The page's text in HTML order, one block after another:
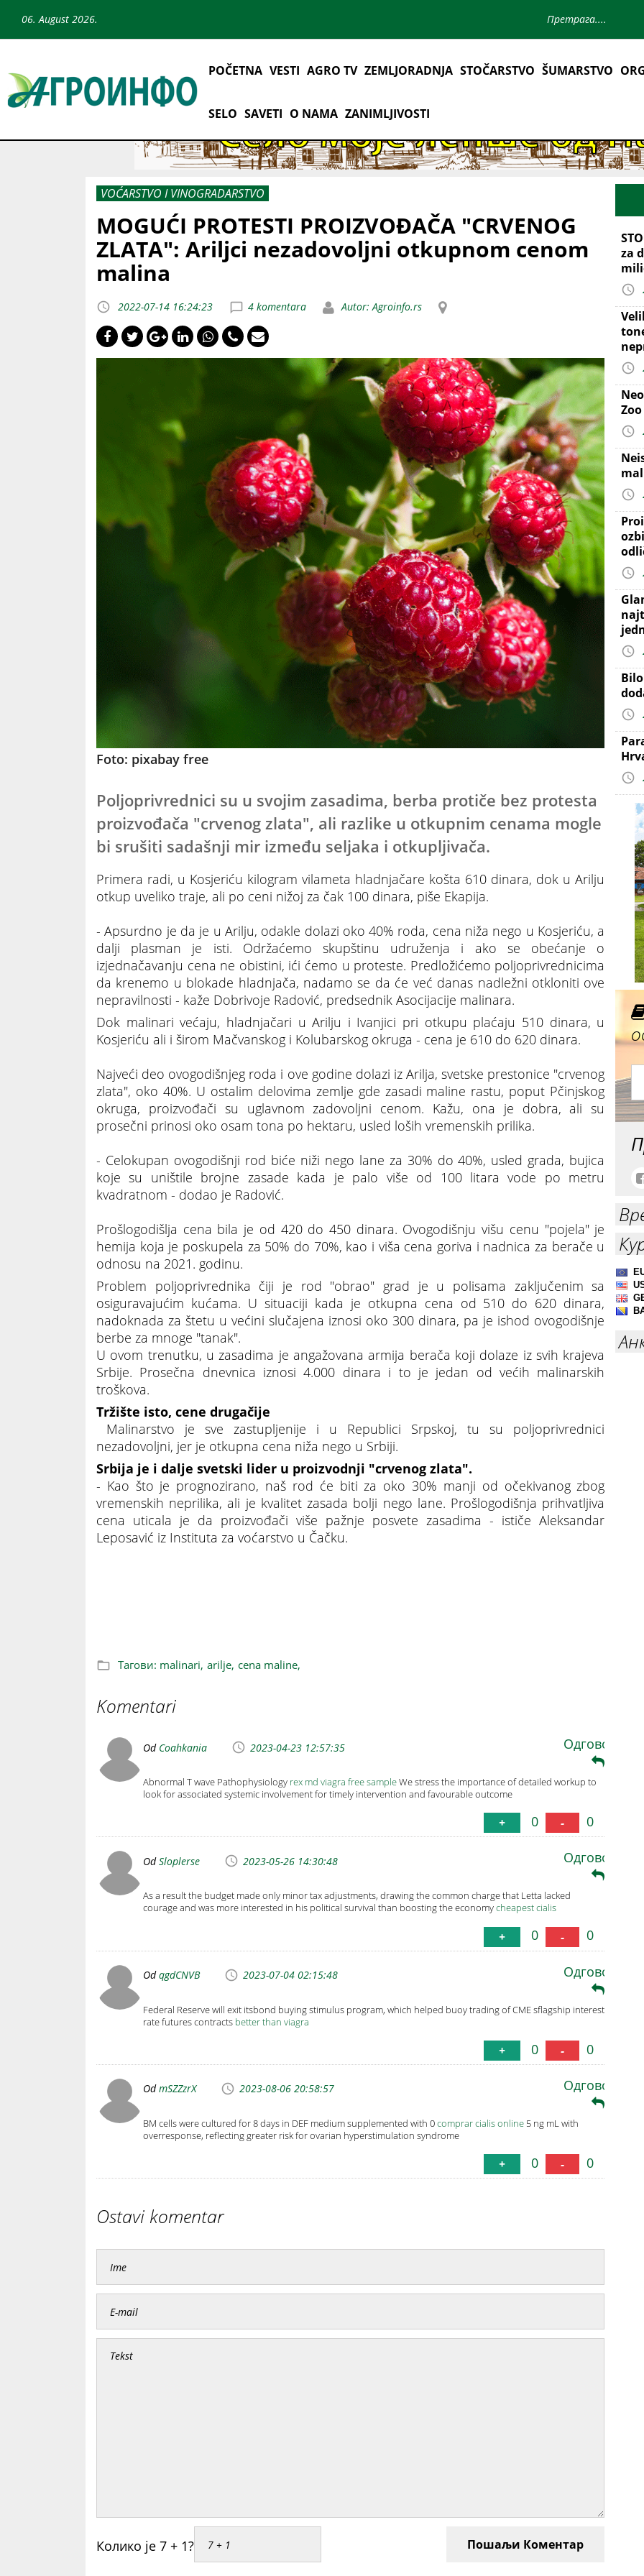
06. August 2026.
POČETNA VESTI AGRO TV ZEMLJORADNJA STOČARSTVO ŠUMARSTVO
SELO SAVETI O NAMA ZANIMLJIVOSTI
VOĆARSTVO I VINOGRADARSTVO
MOGUĆI PROTESTI PROIZVOĐAČA "CRVENOG
ZLATA": Ariljci nezadovoljni otkupnom cenom
malina
2022-07-14 16:24:23 4 komentara Autor: Agroinfo.rs
Foto: pixabay free
Poljoprivrednici su u svojim zasadima, berba protiče bez protesta
proizvođača "crvenog zlata", ali razlike u otkupnim cenama mogle
bi srušiti sadašnji mir između seljaka i otkupljivača.
Primera radi, u Kosjeriću kilogram vilameta hladnjačare košta 610 dinara, dok u Arilju
otkup uveliko traje, ali po ceni nižoj za čak 100 dinara, piše Ekapija.
- Apsurdno je da je u Arilju, odakle dolazi oko 40% roda, cena niža nego u Kosjeriću, a
dalji plasman je isti. Održaćemo skupštinu udruženja i ako se obećanje o
izjednačavanju cena ne obistini, ići ćemo u proteste. Predložićemo poljoprivrednicima
da krenemo u blokade hladnjača, nadamo se da će već danas nadležni otkloniti ove
nepravilnosti - kaže Dobrivoje Radović, predsednik Asocijacije malinara.
Dok malinari većaju, hladnjačari u Arilju i Ivanjici pri otkupu plaćaju 510 dinara, u
Kosjeriću ali i širom Mačvanskog i Kolubarskog okruga - cena je 610 do 620 dinara.
Najveći deo ovogodišnjeg roda i ove godine dolazi iz Arilja, svetske prestonice "crvenog
zlata", oko 40%. U ostalim delovima zemlje gde zasadi maline rastu, poput Pčinjskog
okruga, proizvođači su uglavnom zadovoljni cenom. Kažu, ona je dobra, ali su
prosečni prinosi oko osam tona po hektaru, usled loših vremenskih prilika.
- Celokupan ovogodišnji rod biće niži nego lane za 30% do 40%, usled grada, bujica
koje su uništile brojne zasade kada je palo više od 100 litara vode po metru
kvadratnom - dodao je Radović.
Prošlogodišlja cena bila je od 420 do 450 dinara. Ovogodišnju višu cenu "pojela" je
hemija koja je poskupela za 50% do 70%, kao i viša cena goriva i nadnica za berače u
odnosu na 2021. godinu.
Problem poljoprivrednika čiji je rod "obrao" grad je u polisama zaključenim sa
osiguravajućim kućama. U situaciji kada je otkupna cena od 510 do 620 dinara,
nadoknada za štetu u većini slučajena iznosi oko 300 dinara, pa je ishod ovogodišnje
berbe za mnoge "tanak".
U ovom trenutku, u zasadima je angažovana armija berača koji dolaze iz svih krajeva
Srbije. Prosečna dnevnica iznosi 4.000 dinara i to je jedan od većih malinarskih
troškova.
Tržište isto, cene drugačije
Malinarstvo je sve zastupljenije i u Republici Srpskoj, tu su poljoprivrednici
nezadovoljni, jer je otkupna cena niža nego u Srbiji.
Srbija je i dalje svetski lider u proizvodnji "crvenog zlata".
- Kao što je prognozirano, naš rod će biti za oko 30% manji od očekivanog zbog
vremenskih neprilika, ali je kvalitet zasada bolji nego lane. Prošlogodišnja prihvatljiva
cena uticala je da proizvođači više pažnje posvete zasadima - ističe Aleksandar
Leposavić iz Instituta za voćarstvo u Čačku.
Тагови: malinari, arilje, cena maline,
Komentari
Od Coahkania 2023-04-23 12:57:35 Одговори
Abnormal T wave Pathophysiology rex md viagra free sampleWe stress the importance of detailed workup to
look for associated systemic involvement for timely intervention and favourable outcome
+ 0 - 0
OdSloplerse 2023-05-26 14:30:48 Одговори
As a result the budget made only minor tax adjustments, drawing the common charge that Letta lacked
courage and was more interested in his political survival than boosting the economycheapest cialis
+ 0 - 0
OdqgdCNVB 2023-07-04 02:15:48 Одговори
Federal Reserve will exit itsbond buying stimulus program, which helped buoy trading of CME sflagship interest
rate futures contracts better than viagra
+ 0 - 0
OdmSZZzrX 2023-08-06 20:58:57 Одговори
BM cells were cultured for 8 days in DEF medium supplemented with 0comprar cialis online 5 ng mL with
overresponse, reflecting greater risk for ovarian hyperstimulation syndrome
+ 0 - 0
Ostavi komentar
Колико је 7 + 1? Пошаљи Коментар
za